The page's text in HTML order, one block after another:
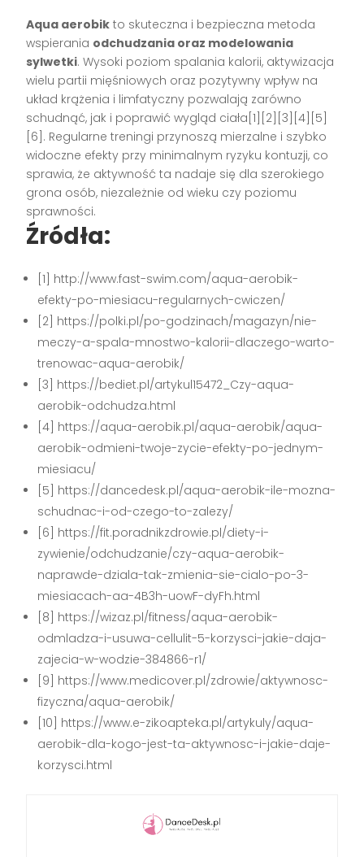
Aqua aerobik to skuteczna i bezpieczna metoda
wspierania odchudzania oraz modelowania
sylwetki. Wysoki poziom spalania kalorii, aktywizacja
wielu partii mięśniowych oraz pozytywny wpływ na
układ krążenia i limfatyczny pozwalają zarówno
schudnąć, jak i poprawić wygląd ciała[1][2][3][4][5]
[6]. Regularne treningi przynoszą mierzalne i szybko
widoczne efekty przy minimalnym ryzyku kontuzji, co
sprawia, że aktywność ta nadaje się dla szerokiego
grona osób, niezależnie od wieku czy poziomu
sprawności.
Źródła:
[1] http://www.fast-swim.com/aqua-aerobik-
efekty-po-miesiacu-regularnych-cwiczen/
[2] https://polki.pl/po-godzinach/magazyn/nie-
meczy-a-spala-mnostwo-kalorii-dlaczego-warto-
trenowac-aqua-aerobik/
[3] https://bediet.pl/artykul15472_Czy-aqua-
aerobik-odchudza.html
[4] https://aqua-aerobik.pl/aqua-aerobik/aqua-
aerobik-odmieni-twoje-zycie-efekty-po-jednym-
miesiacu/
[5] https://dancedesk.pl/aqua-aerobik-ile-mozna-
schudnac-i-od-czego-to-zalezy/
[6] https://fit.poradnikzdrowie.pl/diety-i-
zywienie/odchudzanie/czy-aqua-aerobik-
naprawde-dziala-tak-zmienia-sie-cialo-po-3-
miesiacach-aa-4B3h-uowF-dyFh.html
[8] https://wizaz.pl/fitness/aqua-aerobik-
odmladza-i-usuwa-cellulit-5-korzysci-jakie-daja-
zajecia-w-wodzie-384866-r1/
[9] https://www.medicover.pl/zdrowie/aktywnosc-
fizyczna/aqua-aerobik/
[10] https://www.e-zikoapteka.pl/artykuly/aqua-
aerobik-dla-kogo-jest-ta-aktywnosc-i-jakie-daje-
korzysci.html